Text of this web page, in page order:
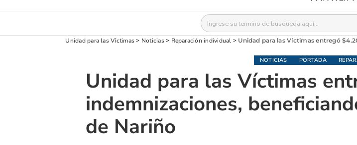
Buscar:
Unidad para las Víctimas > Noticias> Reparación individual > Unidad para las Víctimas entregó
NOTICIAS PORTADA
Unidad para las Víctimas
indemnizaciones,
de Nariño